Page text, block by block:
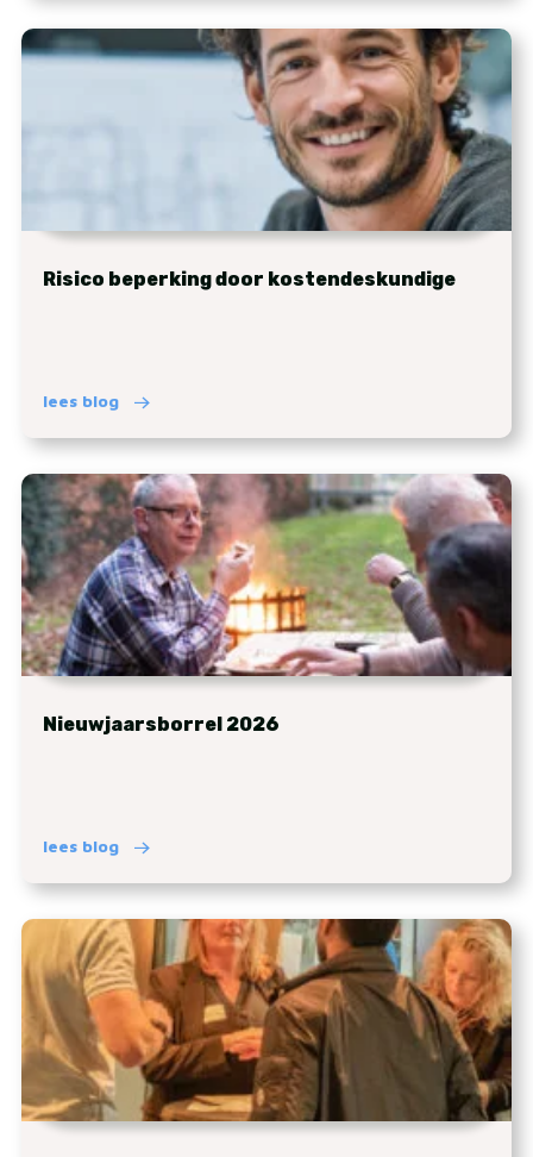
Risico beperking door kostendeskundige
lees blog
Nieuwjaarsborrel 2026
lees blog